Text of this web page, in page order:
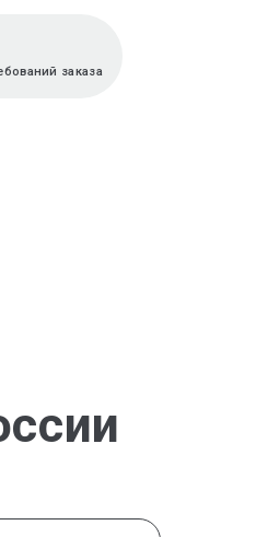
заказа